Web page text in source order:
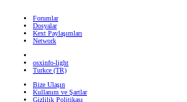
Forumlar
Dosyalar
Kext Paylaşımları
Network
osxinfo-light
Turkce (TR)
Bize Ulaşın
Kullanım ve Şartlar
Gizlilik Politikası